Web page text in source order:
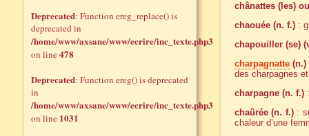
chânattes (les)
chaouée (n. f.) :
chapouiller (se)
charpagnatte (n.)
des charpagnes
charpagne (n. f.)
chaûrée (n. f.):
chaleur d’une
Deprecated: Function ereg_replace() is
deprecated in
/home/www/axsane/www/ecrire/inc_texte.php3
on line478
Deprecated: Function ereg() is deprecated
in
/home/www/axsane/www/ecrire/inc_texte.php3
on line 1031